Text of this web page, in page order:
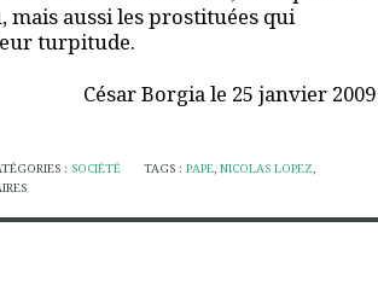
mais aussi les prostituées qui
turpitude.
César Borgia le 25 janvier 2009
: SOCIÉTÉ TAGS :PAPE,NICOLAS LOPEZ,